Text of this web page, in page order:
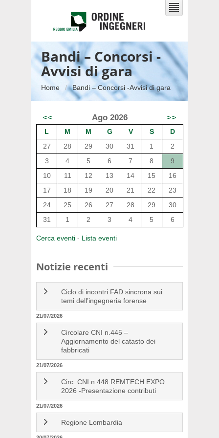
Bandi – Concorsi -
Avvisi di gara
Home Bandi – Concorsi -Avvisi di gara
<< Ago 2026 >>
L M M G V S
D
27
28 29 30 31 1
2
3
4 5 6 7 8
9
10
11 12 13 14 15
16
17
18 19 20 21 22
23
24
25 26 27 28 29
30
31
1 2 3 4 5 6
Cerca eventi - Lista eventi
Notizie recenti
Ciclo di incontri FAD sincrona sui
temi dell’ingegneria forense
21/07/2026
Circolare CNI n.445 –
Aggiornamento del catasto dei
fabbricati
21/07/2026
Circ. CNI n.448 REMTECH EXPO
2026 -Presentazione contributi
21/07/2026
Regione Lombardia